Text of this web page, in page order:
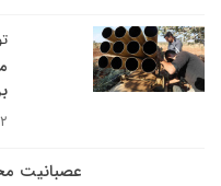
۰۲
عصبانیت